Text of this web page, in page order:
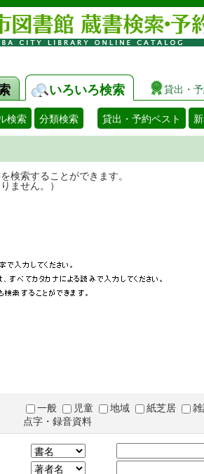
いろいろ検索 貸出・
検索 分類検索 貸出・予約ベスト
の蔵書を検索することがで
ません。）
一般 児童 地域 紙芝居
点字・録音資料